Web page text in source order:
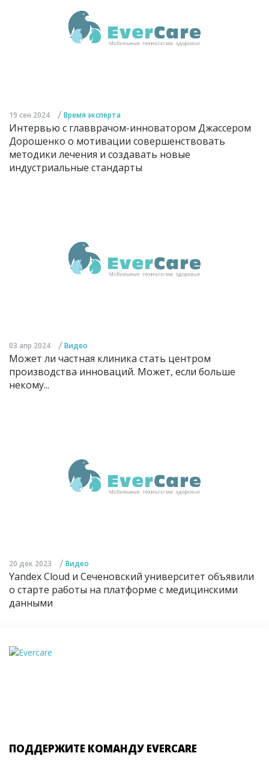
19 сен 2024 / Время эксперта
Интервью с главврачом-инноватором Джассером
Дорошенко о мотивации совершенствовать
методики лечения и создавать новые
индустриальные стандарты
03 апр 2024 / Видео
Может ли частная клиника стать центром
производства инноваций. Может, если больше
некому...
20 дек 2023 / Видео
Yandex Cloud и Сеченовский университет объявили
о старте работы на платформе с медицинскими
данными
ПОДДЕРЖИТЕ КОМАНДУ EVERCARE